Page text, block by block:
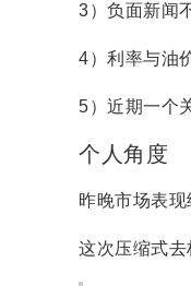
3）负面新闻
4）利率与油
5）近期一个
个人角度
昨晚市场表现
这次压缩式去